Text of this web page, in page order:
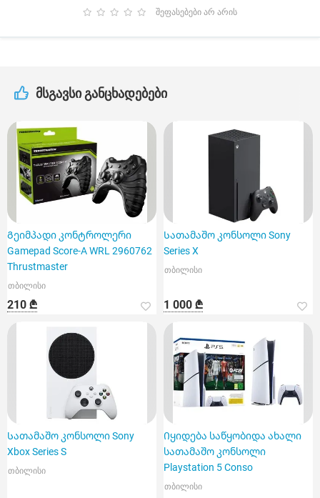
შეფასებები არ არის
მსგავსი განცხადებები
Გეიმპადი კონტროლერი
Gamepad Score-A WRL 2960762
Thrustmaster
თბილისი
210 ₾
Სათამაშო კონსოლი Sony
Series X
თბილისი
1 000 ₾
Სათამაშო კონსოლი Sony
Xbox Series S
თბილისი
Იყიდება საწყობიდა ახალი
სათამაშო კონსოლი
Playstation 5 Conso
თბილისი